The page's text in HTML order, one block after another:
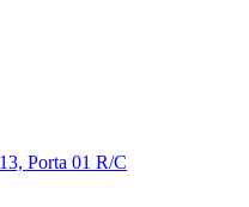
Porta 01 R/C